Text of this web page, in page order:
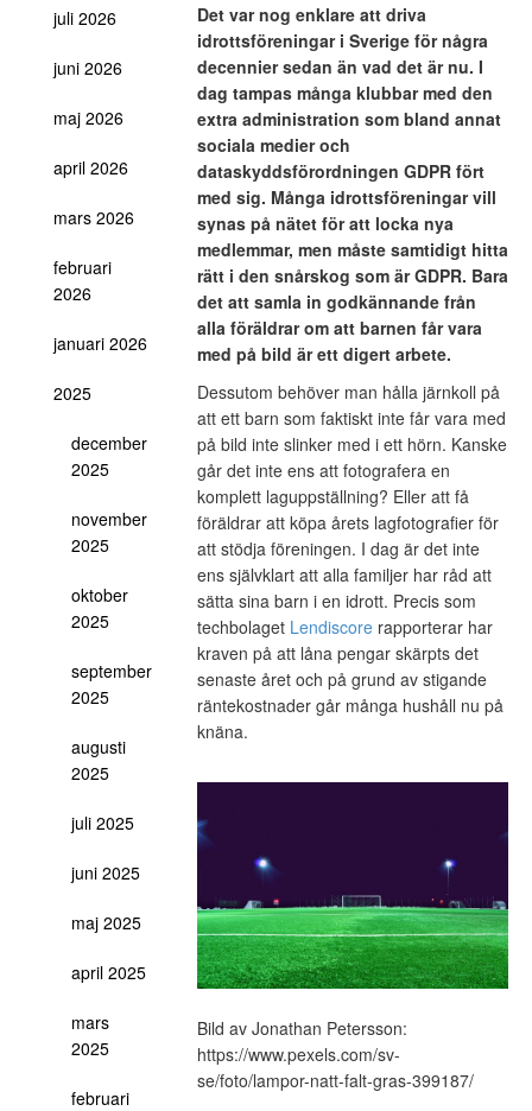
juli 2026
juni 2026
maj 2026
april 2026
mars 2026
februari
2026
januari 2026
2025
december
2025
november
2025
oktober
2025
september
2025
augusti
2025
juli 2025
juni 2025
maj 2025
april 2025
mars
2025
februari
Det var nog enklare att driva
idrottsföreningar i Sverige för några
decennier sedan än vad det är nu. I
dag tampas många klubbar med den
extra administration som bland annat
sociala medier och
dataskyddsförordningen GDPR fört
med sig. Många idrottsföreningar vill
synas på nätet för att locka nya
medlemmar, men måste samtidigt hitta
rätt i den snårskog som är GDPR. Bara
det att samla in godkännande från
alla föräldrar om att barnen får vara
med på bild är ett digert arbete.
Dessutom behöver man hålla järnkoll på
att ett barn som faktiskt inte får vara med
på bild inte slinker med i ett hörn. Kanske
går det inte ens att fotografera en
komplett laguppställning? Eller att få
föräldrar att köpa årets lagfotografier för
att stödja föreningen. I dag är det inte
ens självklart att alla familjer har råd att
sätta sina barn i en idrott. Precis som
techbolaget Lendiscore rapporterar har
kraven på att låna pengar skärpts det
senaste året och på grund av stigande
räntekostnader går många hushåll nu på
knäna.
Bild av Jonathan Petersson:
https://www.pexels.com/sv-
se/foto/lampor-natt-falt-gras-399187/